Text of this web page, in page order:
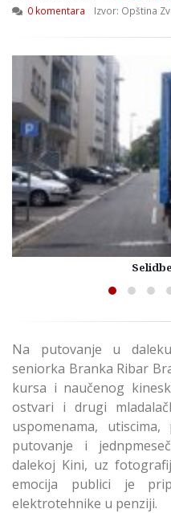
0 komentara
Izvor: Opština
Na putovanje u
seniorka Branka Ribar
kursa i naučenog
ostvari i drugi
uspomenama,
putovanje i
dalekoj Kini, uz
emocija publici je
elektrotehnike u penziji.